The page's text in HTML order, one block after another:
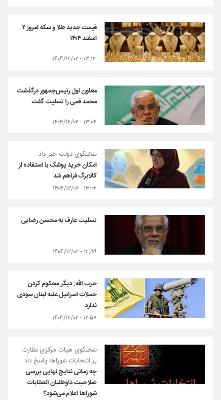
قیمت جدید طلا و سکه امروز ٢
اسفند ١۴٠۴
۱۳:۱۳ - ۱۴۰۴/۱۲/۰۲
معاون اول رئیس‌جمهور درگذشت
محمد قمی را تسلیت گفت
۱۳:۰۴ - ۱۴۰۴/۱۲/۰۲
سخنگوی دولت خبر داد
امکان خرید پوشک با استفاده از
کالابرگ فراهم شد
۱۳:۰۲ - ۱۴۰۴/۱۲/۰۲
تسلیت عارف به محسن رضایی
۱۲:۵۹ - ۱۴۰۴/۱۲/۰۲
حزب الله: دیگر محکوم کردن
حملات اسرائیل علیه لبنان سودی
ندارد
۱۲:۵۷ - ۱۴۰۴/۱۲/۰۲
سخنگوی هیات مرکزی نظارت
بر انتخابات شوراها پاسخ داد
چه زمانی نتایج نهایی بررسی
صلاحیت‌ داوطلبان انتخابات
شوراها اعلام می‌شود؟